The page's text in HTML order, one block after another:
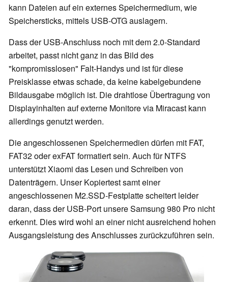
kann Dateien auf ein externes Speichermedium, wie
Speichersticks, mittels USB-OTG auslagern.
Dass der USB-Anschluss noch mit dem 2.0-Standard
arbeitet, passt nicht ganz in das Bild des
"kompromisslosen" Falt-Handys und ist für diese
Preisklasse etwas schade, da keine kabelgebundene
Bildausgabe möglich ist. Die drahtlose Übertragung von
Displayinhalten auf externe Monitore via Miracast kann
allerdings genutzt werden.
Die angeschlossenen Speichermedien dürfen mit FAT,
FAT32 oder exFAT formatiert sein. Auch für NTFS
unterstützt Xiaomi das Lesen und Schreiben von
Datenträgern. Unser Kopiertest samt einer
angeschlossenen M2.SSD-Festplatte scheitert leider
daran, dass der USB-Port unsere Samsung 980 Pro nicht
erkennt. Dies wird wohl an einer nicht ausreichend hohen
Ausgangsleistung des Anschlusses zurückzuführen sein.